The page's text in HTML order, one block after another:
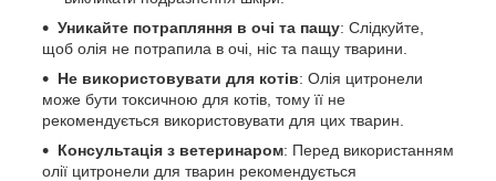
Уникайте потрапляння в очі та пащу: Слідкуйте,
щоб олія не потрапила в очі, ніс та пащу тварини.
Не використовувати для котів: Олія цитронели
може бути токсичною для котів, тому її не
рекомендується використовувати для цих тварин.
Консультація з ветеринаром: Перед використанням
олії цитронели для тварин рекомендується